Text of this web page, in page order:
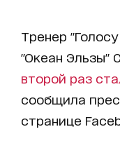
Тренер
"Океан Эльзы"
второй раз
сообщила
странице